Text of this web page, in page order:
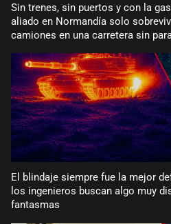
Sin trenes, sin puertos y con la
aliado en Normandía solo
camiones en una carretera sin
El blindaje siempre fue la mejor
los ingenieros buscan algo muy
fantasmas